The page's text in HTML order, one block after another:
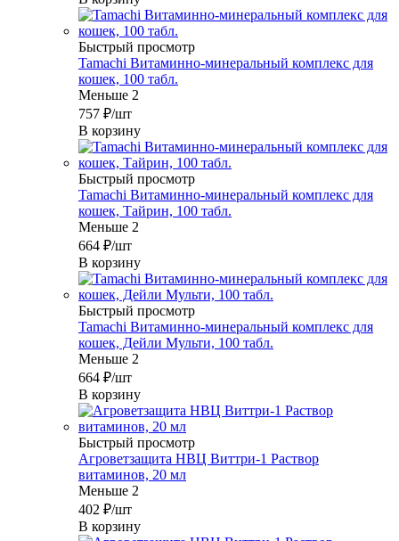
Быстрый просмотр
Tamachi Витаминно-минеральный комплекс для
кошек, 100 табл.
Меньше 2
757 ₽/шт
В корзину
Быстрый просмотр
Tamachi Витаминно-минеральный комплекс для
кошек, Тайрин, 100 табл.
Меньше 2
664 ₽/шт
В корзину
Быстрый просмотр
Tamachi Витаминно-минеральный комплекс для
кошек, Дейли Мульти, 100 табл.
Меньше 2
664 ₽/шт
В корзину
Быстрый просмотр
Агроветзащита НВЦ Виттри-1 Раствор
витаминов, 20 мл
Меньше 2
402 ₽/шт
В корзину